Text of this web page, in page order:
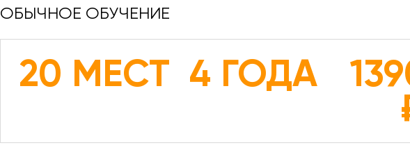
ОБЫЧНОЕ ОБУЧЕНИЕ
20 МЕСТ 4 ГОДА